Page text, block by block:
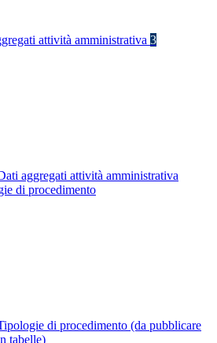
attività amministrativa 3
aggregati attività amministrativa
di procedimento
di procedimento (da pubblicare
tabelle)